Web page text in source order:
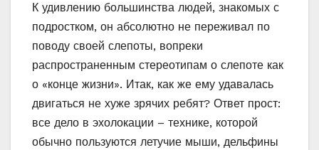
К удивлению большинства людей, знакомых с
подростком, он абсолютно не переживал по
поводу своей слепоты, вопреки
распространенным стереотипам о слепоте как
о «конце жизни». Итак, как же ему удавалась
двигаться не хуже зрячих ребят? Ответ прост:
все дело в эхолокации – технике, которой
обычно пользуются летучие мыши, дельфины